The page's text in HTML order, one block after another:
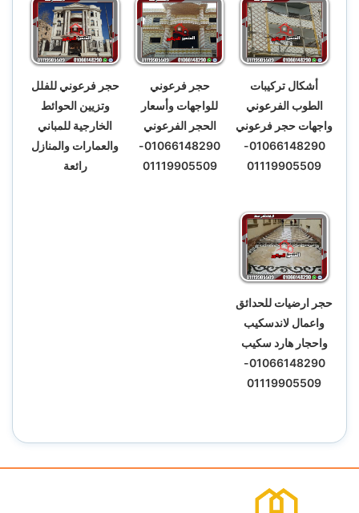
أشكال تركيبات
الطوب الفرعوني
واجهات حجر فرعوني
01066148290-
01119905509
حجر فرعوني
للواجهات وأسعار
الحجر الفرعوني
01066148290-
01119905509
حجر فرعوني للفلل
وتزيين الحوائط
الخارجية للمباني
والعمارات والمنازل
رائعة
حجر ارضيات للحدائق
واعمال لاندسكيب
واحجار هارد سكيب
01066148290-
01119905509